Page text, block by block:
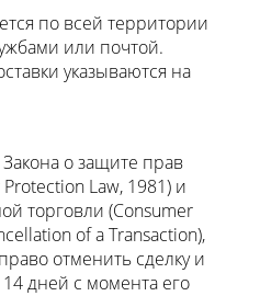
по всей территории
или почтой.
указываются на
о защите прав
Law, 1981) и
торговли (Consumer
of a Transaction),
отменить сделку и
дней с момента его